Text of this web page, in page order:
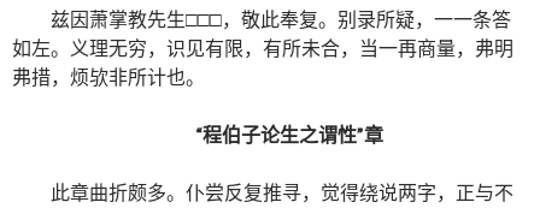
兹因萧掌教先生□□□，敬此奉复。别录所疑，一一条答
如左。义理无穷，识见有限，有所未合，当一再商量，弗明
弗措，烦欤非所计也。
“程伯子论生之谓性”章
此章曲折颇多。仆尝反复推寻，觉得绕说两字，正与不